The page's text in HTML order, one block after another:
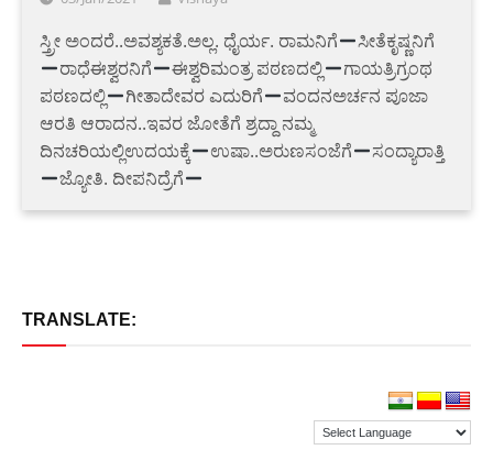
ಸ್ತ್ರೀ ಅಂದರೆ..ಅವಶ್ಯಕತೆ.ಅಲ್ಲ. ಧೈರ್ಯ. ರಾಮನಿಗೆ
ಸೀತೆಕೃಷ್ಣನಿಗೆ
ರಾಧೆಈಶ್ವರನಿಗೆ
ಈಶ್ವರಿಮಂತ್ರ ಪಠಣದಲ್ಲಿ
ಗಾಯತ್ರಿಗ್ರಂಥ
ಪಠಣದಲ್ಲಿ
ಗೀತಾದೇವರ ಎದುರಿಗೆ
ವಂದನಅರ್ಚನ ಪೂಜಾ
ಆರತಿ ಆರಾದನ..ಇವರ ಜೋತೆಗೆ ಶ್ರದ್ದಾ ನಮ್ಮ
ದಿನಚರಿಯಲ್ಲಿಉದಯಕ್ಕೆ
ಉಷಾ..ಅರುಣಸಂಜೆಗೆ
ಸಂದ್ಯಾರಾತ್ತಿ
ಜ್ಯೋತಿ. ದೀಪನಿದ್ರೆಗೆ
TRANSLATE: